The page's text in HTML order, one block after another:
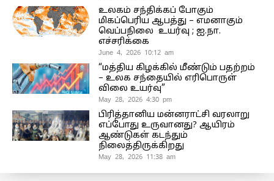
உலகம் சந்திக்கப் போகும்
மிகப்பெரிய ஆபத்து – எமனாகும்
வெப்பநிலை உயர்வு ; ஐ.நா.
எச்சரிக்கை
June 4, 2026 10:12 am
“மத்திய கிழக்கில் மீண்டும் பதற்றம்
– உலக சந்தையில் எரிபொருள்
விலை உயர்வு”
May 28, 2026 4:30 pm
பிரித்தானிய மன்னராட்சி வரலாறு
எப்போது உருவானது? ஆயிரம்
ஆண்டுகள் கடந்தும்
நிலைத்திருக்கிறது
May 28, 2026 11:38 am